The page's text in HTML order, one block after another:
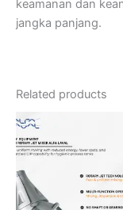
keamanan dan
jangka panjang.
Related products